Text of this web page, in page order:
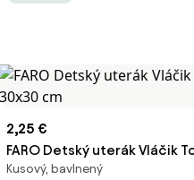
2,25 €
FARO Detský uterák Vláčik
30x30 cm
Kusový, bavlnený